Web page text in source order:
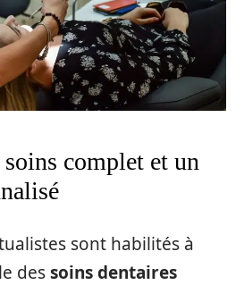
complet et un
sont habilités à
dessoins dentaires